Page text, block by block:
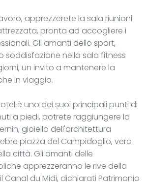
apprezzerete la sala riunioni
pronta ad accogliere i
Gli amanti dello sport,
soddisfazione nella sala fitness
un invito a mantenere la
in viaggio.
è uno dei suoi principali punti di
a piedi, potrete raggiungere la
gioiello dell'architettura
piazza del Campidoglio, vero
città. Gli amanti delle
apprezzeranno le rive della
Canal du Midi, dichiarati Patrimonio